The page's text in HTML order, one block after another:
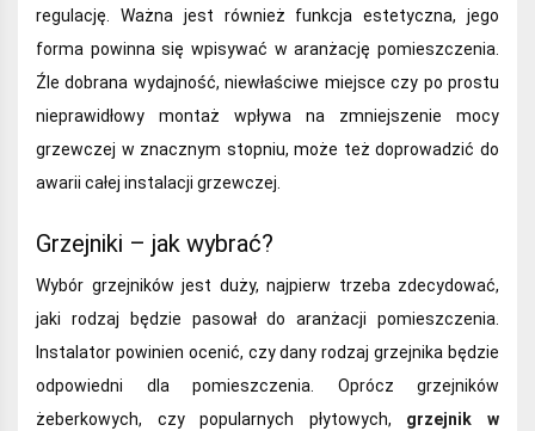
regulację. Ważna jest również funkcja estetyczna, jego
forma powinna się wpisywać w aranżację pomieszczenia.
Źle dobrana wydajność, niewłaściwe miejsce czy po prostu
nieprawidłowy montaż wpływa na zmniejszenie mocy
grzewczej w znacznym stopniu, może też doprowadzić do
awarii całej instalacji grzewczej.
Grzejniki – jak wybrać?
Wybór grzejników jest duży, najpierw trzeba zdecydować,
jaki rodzaj będzie pasował do aranżacji pomieszczenia.
Instalator powinien ocenić, czy dany rodzaj grzejnika będzie
odpowiedni dla pomieszczenia. Oprócz grzejników
żeberkowych, czy popularnych płytowych, grzejnik w